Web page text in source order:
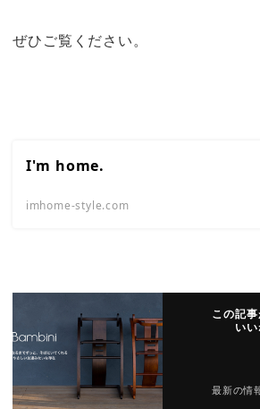
ぜひご覧ください。
I'm home.
imhome-style.com
この記
い
最新の情